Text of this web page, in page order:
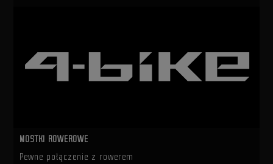
MOSTKI ROWEROWE
Pewne połączenie z rowerem